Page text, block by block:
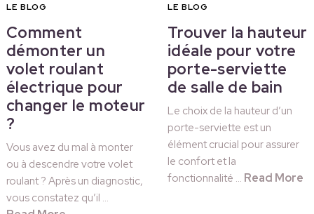
LE BLOG
Comment
démonter un
volet roulant
électrique pour
changer le moteur
?
Vous avez du mal à monter
ou à descendre votre volet
roulant ? Après un diagnostic,
vous constatez qu’il …
LE BLOG
Trouver la hauteur
idéale pour votre
porte-serviette
de salle de bain
Le choix de la hauteur d’un
porte-serviette est un
élément crucial pour assurer
le confort et la
fonctionnalité … Read More